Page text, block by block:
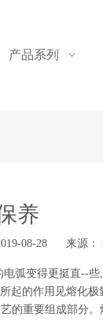
产品系列
养
08-28 来源：
弧变得更挺直--
起的作用见熔化
重要组成部分